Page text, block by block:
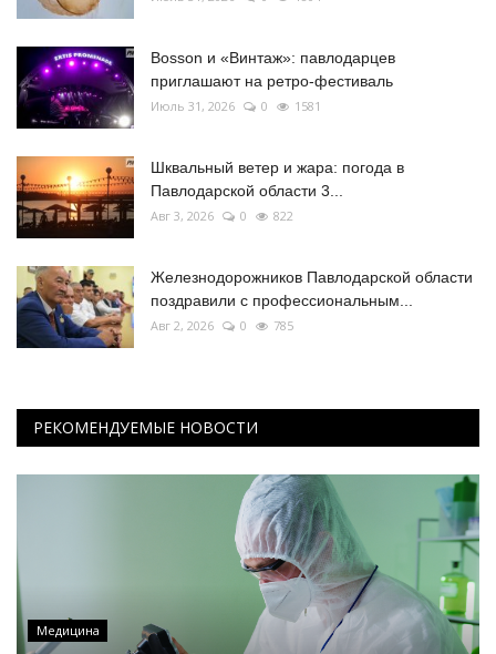
Bosson и «Винтаж»: павлодарцев
приглашают на ретро-фестиваль
Июль 31, 2026 0 1581
Шквальный ветер и жара: погода в
Павлодарской области 3...
Авг 3, 2026 0 822
Железнодорожников Павлодарской области
поздравили с профессиональным...
Авг 2, 2026 0 785
РЕКОМЕНДУЕМЫЕ НОВОСТИ
Медицина